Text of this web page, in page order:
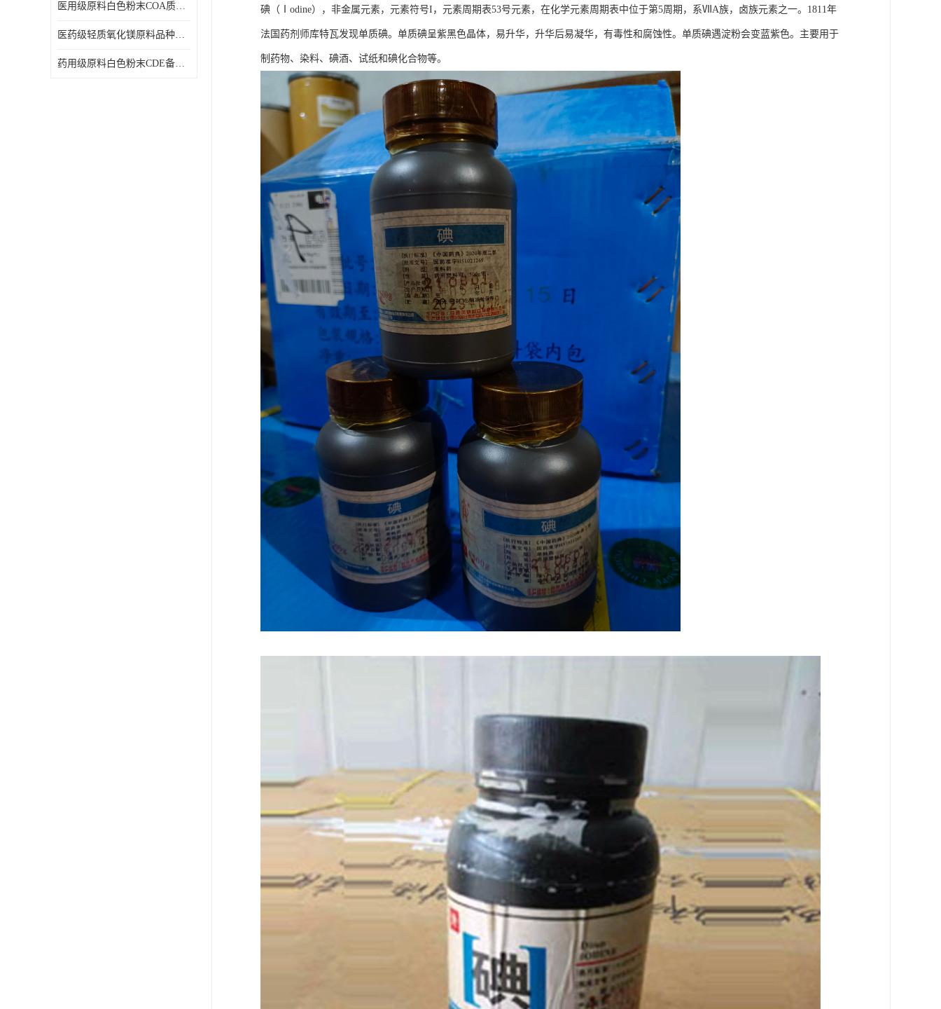
医用级原料白色粉末COA质检同行CAS113-92-8
医药级轻质氧化镁原料品种多 有 质量好GMP认证 CDE备案
药用级原料白色粉末CDE备案cas56-75-7
碘（Ⅰodine），非金属元素，元素符号I，元素周期表53号元素，在化学元素周期表中位于第5周期，系ⅦA族，卤族元素之一。1811年
法国药剂师库特瓦发现单质碘。单质碘呈紫黑色晶体，易升华，升华后易凝华，有毒性和腐蚀性。单质碘遇淀粉会变蓝紫色。主要用于
制药物、染料、碘酒、试纸和碘化合物等。